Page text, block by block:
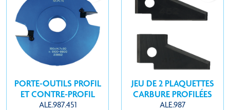
PORTE-OUTILS PROFIL
ET CONTRE-PROFIL
ALE.987.451
JEU DE 2 PLAQUETTES
CARBURE PROFILÉES
ALE.987